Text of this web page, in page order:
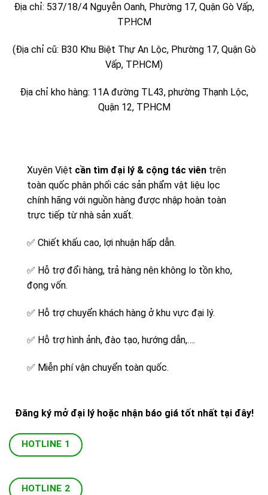
Địa chỉ: 537/18/4 Nguyễn Oanh, Phường 17, Quận Gò Vấp,
TP.HCM
(Địa chỉ cũ: B30 Khu Biệt Thự An Lộc, Phường 17, Quận Gò
Vấp, TP.HCM)
Địa chỉ kho hàng: 11A đường TL43, phường Thạnh Lộc,
Quận 12, TP.HCM
Xuyên Việt cần tìm đại lý & cộng tác viên trên
toàn quốc phân phối các sản phẩm vật liệu lọc
chính hãng với nguồn hàng được nhập hoàn toàn
trực tiếp từ nhà sản xuất.
✅ Chiết khấu cao, lợi nhuận hấp dẫn.
✅ Hỗ trợ đổi hàng, trả hàng nên không lo tồn kho,
đọng vốn.
✅ Hỗ trợ chuyển khách hàng ở khu vực đại lý.
✅ Hỗ trợ hình ảnh, đào tạo, hướng dẫn,….
✅ Miễn phí vận chuyển toàn quốc.
Đăng ký mở đại lý hoặc nhận báo giá tốt nhất tại đây!
HOTLINE 1
HOTLINE 2